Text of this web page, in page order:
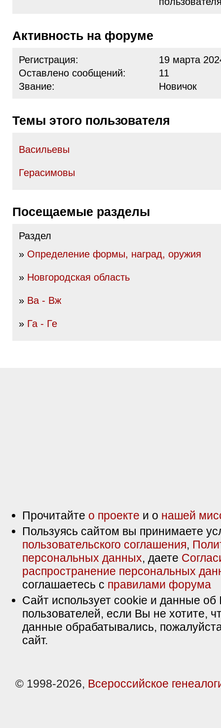
Активность на форуме
Регистрация:
19 марта
Оставлено сообщений:
11
Звание:
Новичок
Темы этого пользователя
Васильевы
Герасимовы
Посещаемые разделы
Раздел
» Определение формы, наград, оружия
» Новгородская область
» Ва - Вж
» Га - Ге
Прочитайте о проекте и о нашей
Пользуясь сайтом вы принимаете
пользовательского соглашения,
персональных данных, даете
распространение персональных
соглашаетесь с правилами форума
Сайт использует cookie и данные об
пользователей, если Вы не хотите,
данные обрабатывались,
сайт.
© 1998-2026, Всероссийское